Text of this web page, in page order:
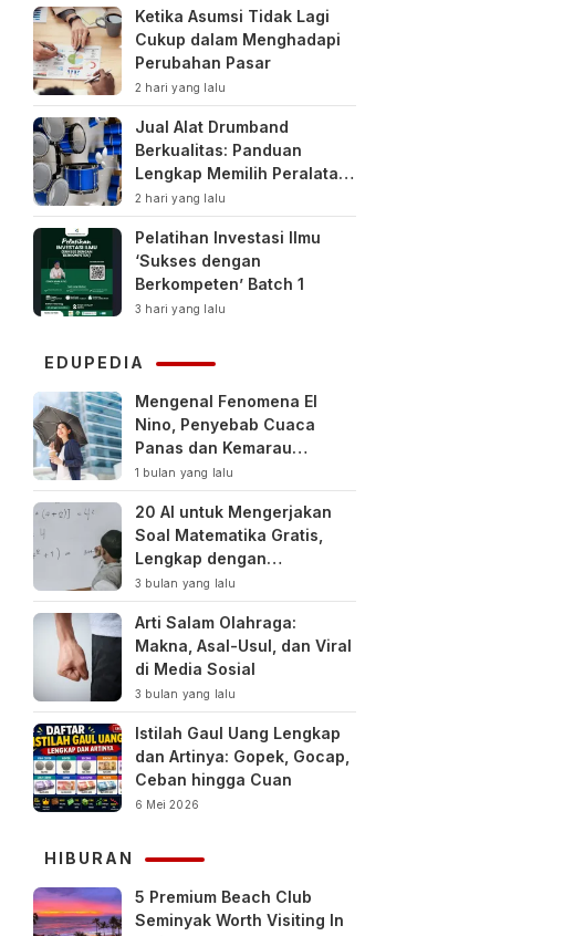
Ketika Asumsi Tidak Lagi
Cukup dalam Menghadapi
Perubahan Pasar
2 hari yang lalu
Jual Alat Drumband
Berkualitas: Panduan
Lengkap Memilih Peralatan
Drumband Terbaik untuk
Sekolah, Instansi, dan
Komunitas
2 hari yang lalu
Pelatihan Investasi Ilmu
‘Sukses dengan
Berkompeten’ Batch 1
3 hari yang lalu
EDUPEDIA
Mengenal Fenomena El
Nino, Penyebab Cuaca
Panas dan Kemarau
Panjang
1 bulan yang lalu
20 AI untuk Mengerjakan
Soal Matematika Gratis,
Lengkap dengan
Pembahasan
3 bulan yang lalu
Arti Salam Olahraga:
Makna, Asal-Usul, dan Viral
di Media Sosial
3 bulan yang lalu
Istilah Gaul Uang Lengkap
dan Artinya: Gopek, Gocap,
Ceban hingga Cuan
6 Mei 2026
HIBURAN
5 Premium Beach Club
Seminyak Worth Visiting In